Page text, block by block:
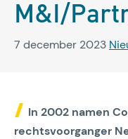
M&I/
7 december 2023
In 2002 namen
rechtsvoorganger